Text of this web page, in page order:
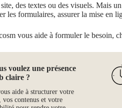
des textes ou des visuels. Mais
les formulaires, assurer la mise en
vous aide à formuler le besoin,
voulez une présence
claire ?
aide à structurer votre
vos contenus et votre